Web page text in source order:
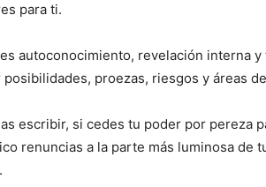
para ti.
autoconocimiento, revelación interna
proezas, riesgos y áreas
escribir, si cedes tu poder por pereza
renuncias a la parte más luminosa de